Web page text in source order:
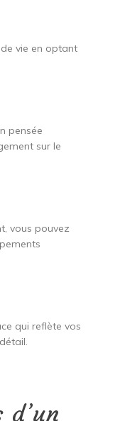
vie en optant
pensée
sur le
vous pouvez
qui reflète vos
d’un